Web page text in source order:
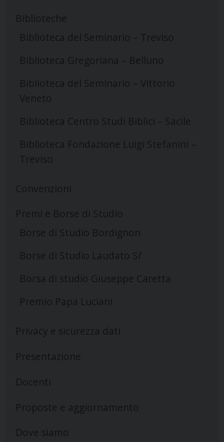
Biblioteche
Biblioteca del Seminario – Treviso
Biblioteca Gregoriana – Belluno
Biblioteca del Seminario – Vittorio
Veneto
Biblioteca Centro Studi Biblici – Sacile
Biblioteca Fondazione Luigi Stefanini –
Treviso
Convenzioni
Premi e Borse di Studio
Borse di Studio Bordignon
Borse di Studio Laudato Si’
Borsa di studio Giuseppe Caretta
Premio Papa Luciani
Privacy e sicurezza dati
Presentazione
Docenti
Proposte e aggiornamento
Dove siamo